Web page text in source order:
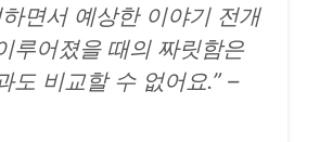
면서 예상한 이야기 전개
루어졌을 때의 짜릿함은
도 비교할 수 없어요.” –